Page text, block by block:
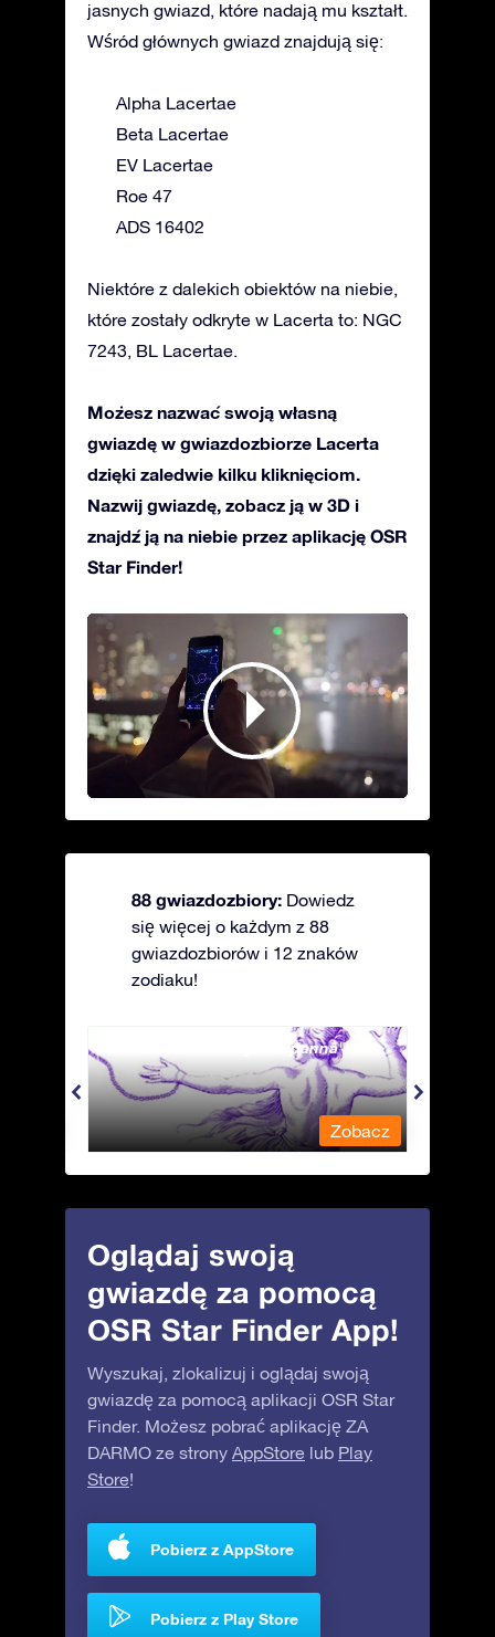
jasnych gwiazd, które nadają mu kształt.
Wśród głównych gwiazd znajdują się:
Alpha Lacertae
Beta Lacertae
EV Lacertae
Roe 47
ADS 16402
Niektóre z dalekich obiektów na niebie,
które zostały odkryte w Lacerta to: NGC
7243, BL Lacertae.
Możesz nazwać swoją własną
gwiazdę w gwiazdozbiorze Lacerta
dzięki zaledwie kilku kliknięciom.
Nazwij gwiazdę, zobacz ją w 3D i
znajdź ją na niebie przez aplikację OSR
Star Finder!
88 gwiazdozbiory: Dowiedz
się więcej o każdym z 88
gwiazdozbiorów i 12 znaków
zodiaku!
Andromeda - Związana panna
Zobacz
Oglądaj swoją
gwiazdę za pomocą
OSR Star Finder App!
Wyszukaj, zlokalizuj i oglądaj swoją
gwiazdę za pomocą aplikacji OSR Star
Finder. Możesz pobrać aplikację ZA
DARMO ze strony AppStore lub Play
Store!
Pobierz z AppStore
Pobierz z Play Store